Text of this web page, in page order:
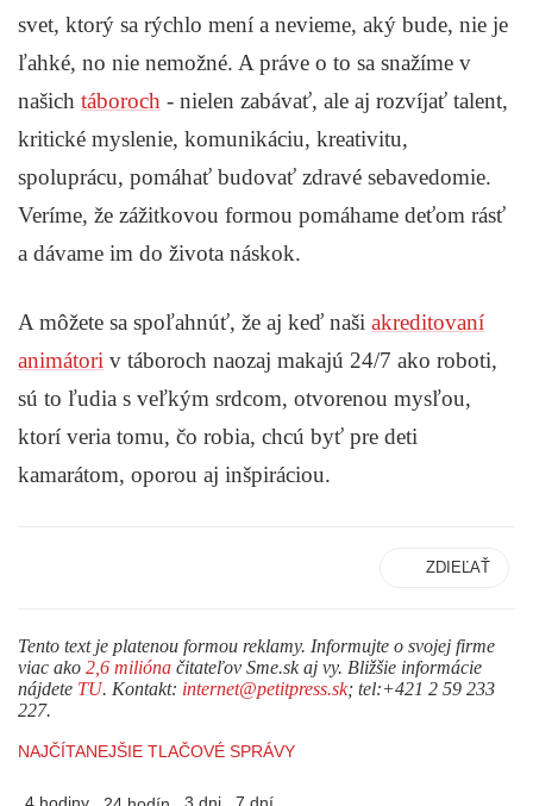
svet, ktorý sa rýchlo mení a nevieme, aký bude, nie je
ľahké, no nie nemožné. A práve o to sa snažíme v
našich táboroch - nielen zabávať, ale aj rozvíjať talent,
kritické myslenie, komunikáciu, kreativitu,
spoluprácu, pomáhať budovať zdravé sebavedomie.
Veríme, že zážitkovou formou pomáhame deťom rásť
a dávame im do života náskok.
A môžete sa spoľahnúť, že aj keď naši akreditovaní
animátori v táboroch naozaj makajú 24/7 ako roboti,
sú to ľudia s veľkým srdcom, otvorenou mysľou,
ktorí veria tomu, čo robia, chcú byť pre deti
kamarátom, oporou aj inšpiráciou.
ZDIEĽAŤ
Tento text je platenou formou reklamy. Informujte o svojej firme
viac ako 2,6 milióna čitateľov Sme.sk aj vy. Bližšie informácie
nájdete TU. Kontakt: internet@petitpress.sk; tel:+421 2 59 233
227.
NAJČÍTANEJŠIE TLAČOVÉ SPRÁVY